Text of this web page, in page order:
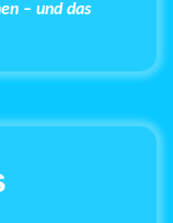
– und das